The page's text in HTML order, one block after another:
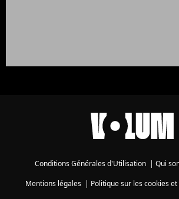
Conditions Générales d'Utilisation | Qui
Mentions légales| Politique sur les cookies